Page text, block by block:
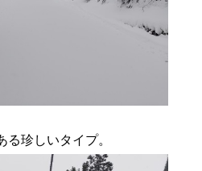
る珍しいタイプ。